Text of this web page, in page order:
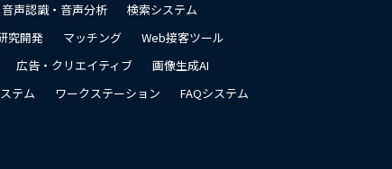
音声認識・音声分析
検索システム
究開発 マッチング
Web接客ツール
広告・クリエイティブ
画像生成AI
テム ワークステーション
FAQシステム